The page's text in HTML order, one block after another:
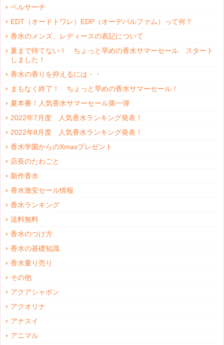
ベルサーチ
EDT（オードトワレ）EDP（オーデパルファム）って何？
香水のメンズ、レディースの表記について
夏まで待てない！ ちょっと早めの香水サマーセール スタート
しました！
香水の香りを抑えるには・・
まもなく終了！ ちょっと早めの香水サマーセール！
夏本番！人気香水サマーセール第一弾
2022年7月度 人気香水ランキング発表！
2022年8月度 人気香水ランキング発表！
香水学園からのXmasプレゼント
店長のたわごと
新作香水
香水激安セール情報
香水ランキング
送料無料
香水のつけ方
香水の基礎知識
香水量り売り
その他
アクアシャボン
アクオリナ
アナスイ
アニマル